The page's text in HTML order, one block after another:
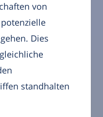
von
Dies
standhalten